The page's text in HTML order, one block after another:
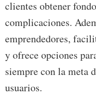
clientes obtener
complicaciones.
emprendedores,
y ofrece opciones
siempre con la meta
usuarios.